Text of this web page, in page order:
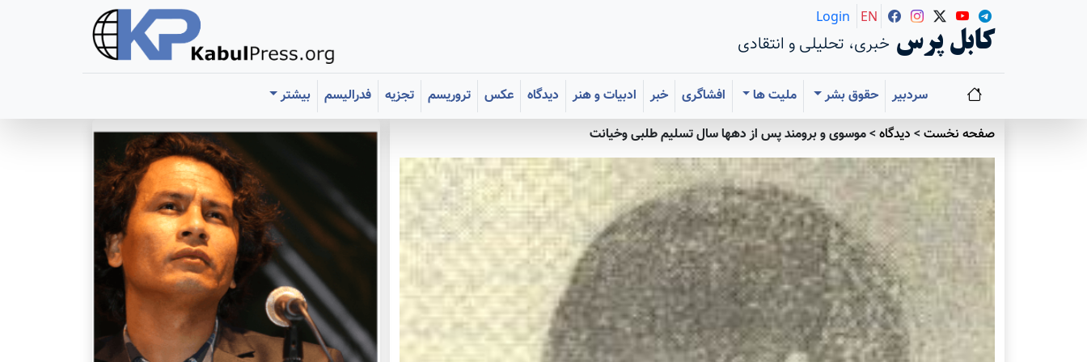
کابل پرس خبری، تحلیلی و انتقادی
Login EN
سردبیر حقوق بشر ملیت ها افشاگری خبر ادبیات و هنر دیدگاه عکس تروریسم تجزیه فدرالیسم
بیشتر
صفحه نخست> دیدگاه>موسوی و برومند پس از دهها سال تسلیم طلبی وخیانت